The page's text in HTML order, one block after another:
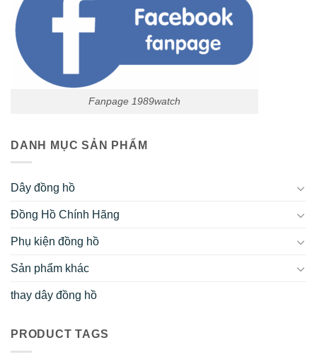
Fanpage 1989watch
DANH MỤC SẢN PHẨM
Dây đồng hồ
Đồng Hồ Chính Hãng
Phụ kiện đồng hồ
Sản phẩm khác
thay dây đồng hồ
PRODUCT TAGS